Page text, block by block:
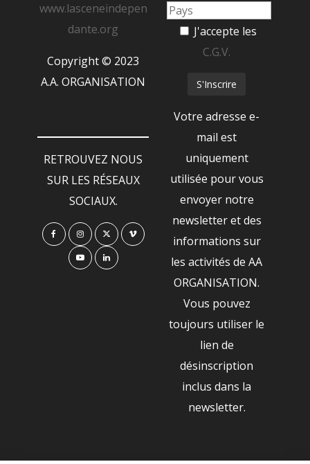
www.lasceneindepen
dante.org
Copyright © 2023
A.A. ORGANISATION
RETROUVEZ NOUS
SUR LES RÉSEAUX
SOCIAUX.
J'accepte les
C.G.V.
Votre adresse e-
mail est
uniquement
utilisée pour vous
envoyer notre
newsletter et des
informations sur
les activités de AA
ORGANISATION.
Vous pouvez
toujours utiliser le
lien de
désinscription
inclus dans la
newsletter.